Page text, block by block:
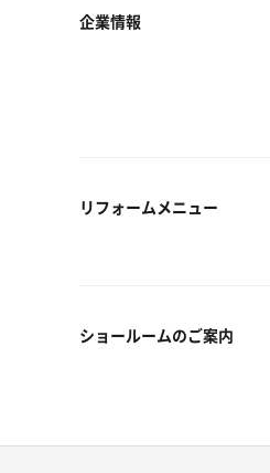
企業情報
リフォームメニュー
ショールームのご案内